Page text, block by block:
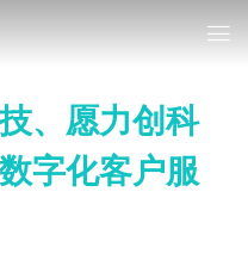
、愿力创科
字化客户服